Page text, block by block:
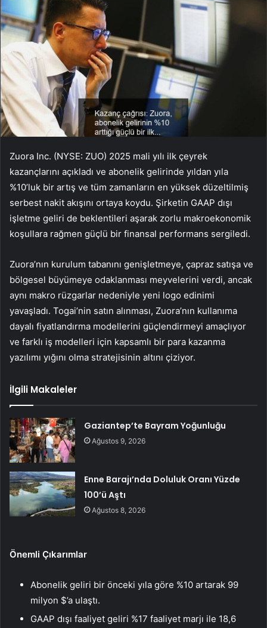
Zuora Inc. (NYSE: ZUO) 2025 mali yılı ilk çeyrek
kazançlarını açıkladı ve abonelik gelirinde yıldan yıla
%10’luk bir artış ve tüm zamanların en yüksek düzeltilmiş
serbest nakit akışını ortaya koydu. Şirketin GAAP dışı
işletme geliri de beklentileri aşarak zorlu makroekonomik
koşullara rağmen güçlü bir finansal performans sergiledi.
Zuora’nın kurulum tabanını genişletmeye, çapraz satışa ve
bölgesel büyümeye odaklanması meyvelerini verdi, ancak
aynı makro rüzgarlar nedeniyle yeni logo edinimi
yavaşladı. Togai’nin satın alınması, Zuora’nın kullanıma
dayalı fiyatlandırma modellerini güçlendirmeyi amaçlıyor
ve farklı iş modelleri için kapsamlı bir para kazanma
yazılımı yığını olma stratejisinin altını çiziyor.
İlgili Makaleler
Gaziantep’te Bayram Yoğunluğu
Ağustos 9, 2026
Enne Barajı’nda Doluluk Oranı Yüzde
100’ü Aştı
Ağustos 8, 2026
Önemli Çıkarımlar
Abonelik geliri bir önceki yıla göre %10 artarak 99
milyon $’a ulaştı.
GAAP dışı faaliyet geliri %17 faaliyet marjı ile 18,6